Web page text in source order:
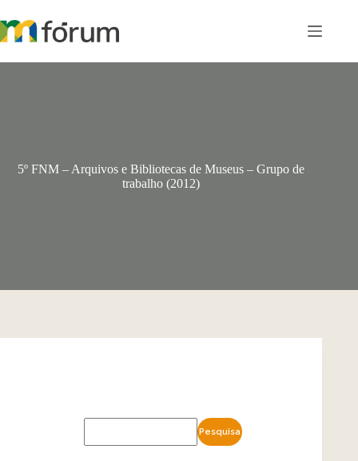
para
o
5º FNM – Arquivos e Bibliotecas de Museus – Grupo de
trabalho (2012)